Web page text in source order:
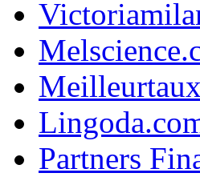
Partners